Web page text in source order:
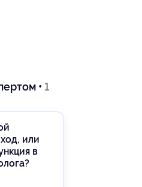
• 1
или
в